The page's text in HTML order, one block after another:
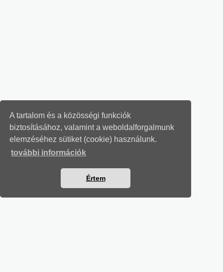
A tartalom és a közösségi funkciók
biztosításához, valamint a weboldalforgalmunk
elemzéséhez sütiket (cookie) használunk.
további információk
Értem